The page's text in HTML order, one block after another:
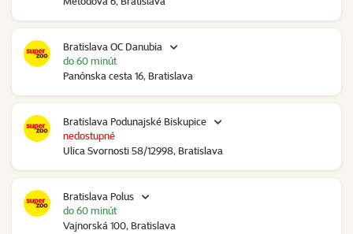
Bratislava OC Danubia
Panónska cesta 16, Bratislava
do 60 minút
Bratislava Podunajské Biskupice
Ulica Svornosti 58/12998, Bratislava
nedostupné
Bratislava Polus
Vajnorská 100, Bratislava
do 60 minút